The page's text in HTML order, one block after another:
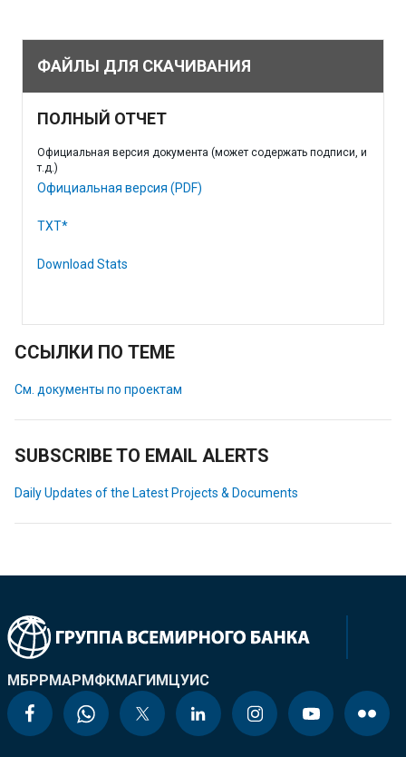
ФАЙЛЫ ДЛЯ СКАЧИВАНИЯ
ПОЛНЫЙ ОТЧЕТ
Официальная версия документа (может содержать подписи, и
т.д.)
Официальная версия (PDF)
TXT*
Download Stats
ССЫЛКИ ПО ТЕМЕ
См. документы по проектам
SUBSCRIBE TO EMAIL ALERTS
Daily Updates of the Latest Projects & Documents
МБРРМАРМФКМАГИМЦУИС